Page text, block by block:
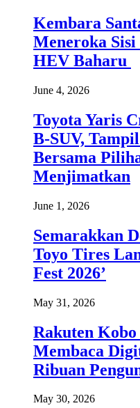
Kembara
Meneroka Sisi
HEV Baharu
June 4, 2026
Toyota Yaris
B-SUV,
Bersama
Menjimatkan
June 1, 2026
Semarakkan
Toyo Tires
Fest 2026’
May 31, 2026
Rakuten Kobo
Membaca
Ribuan
May 30, 2026